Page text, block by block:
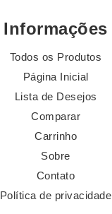
Informações
Todos os Produtos
Página Inicial
Lista de Desejos
Comparar
Carrinho
Sobre
Contato
Política de privacidade